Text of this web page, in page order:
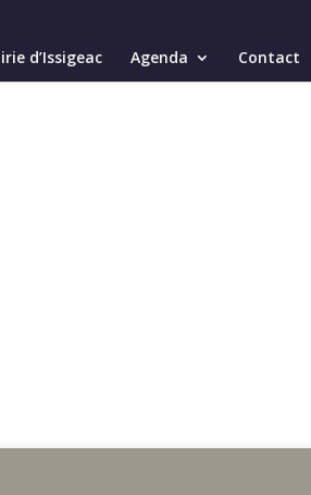
d’Issigeac Agenda Contact